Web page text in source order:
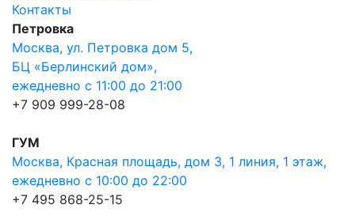
Контакты
Петровка
Москва, ул. Петровка дом 5,
БЦ «Берлинский дом»,
ежедневно с 11:00 до 21:00
+7 909 999-28-08
ГУМ
Москва, Красная площадь, дом 3, 1 линия, 1 этаж,
ежедневно с 10:00 до 22:00
+7 495 868-25-15